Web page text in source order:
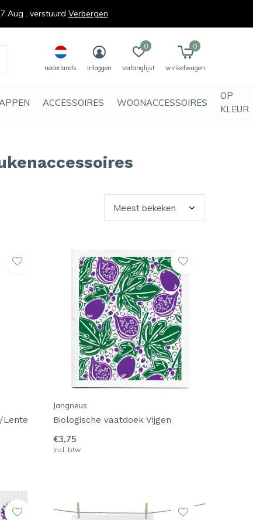
ACCESSOIRES WOONACCESSOIRES
OP
KLEUR
nederlands inloggen verlanglijst
0
winkelwagen
0
Lente
Jangneus
Biologische vaatdoek Vijgen
€3,75
Incl. btw
Aug . verstuurd Verbergen